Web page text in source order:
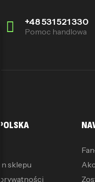
+48 531 521 330
Pomoc handlowa
sklepu
prywatności